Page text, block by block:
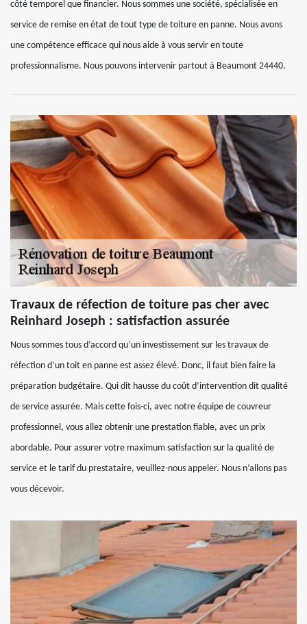
côté temporel que financier. Nous sommes une société, spécialisée en
service de remise en état de tout type de toiture en panne. Nous avons
une compétence efficace qui nous aide à vous servir en toute
professionnalisme. Nous pouvons intervenir partout à Beaumont 24440.
Travaux de réfection de toiture pas cher avec
Reinhard Joseph : satisfaction assurée
Nous sommes tous d’accord qu’un investissement sur les travaux de
réfection d’un toit en panne est assez élevé. Donc, il faut bien faire la
préparation budgétaire. Qui dit hausse du coût d’intervention dit qualité
de service assurée. Mais cette fois-ci, avec notre équipe de couvreur
professionnel, vous allez obtenir une prestation fiable, avec un prix
abordable. Pour assurer votre maximum satisfaction sur la qualité de
service et le tarif du prestataire, veuillez-nous appeler. Nous n’allons pas
vous décevoir.